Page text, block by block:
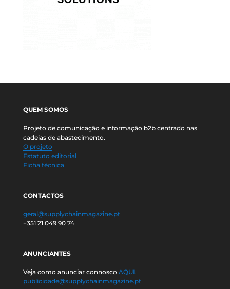
QUEM SOMOS
Projeto de comunicação e informação b2b centrado nas
cadeias de abastecimento.
O projeto
Estatuto editorial
Ficha técnica
CONTACTOS
geral@supplychainmagazine.pt
+351 21 049 90 74
ANUNCIANTES
Veja como anunciar connosco AQUI.
publicidade@supplychainmagazine.pt